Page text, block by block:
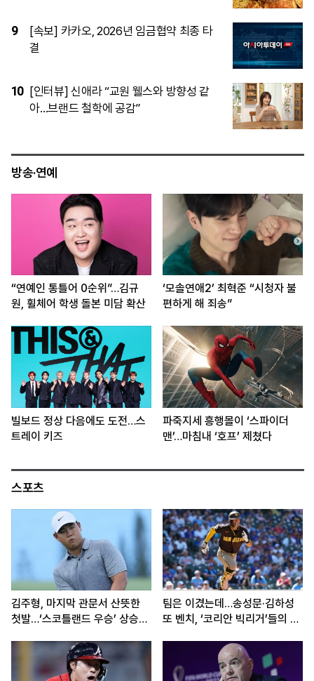
4
미 하원 공화당, 한국 정통망법 집행 브리
핑 요구…쿠팡 이어 디지털 규제 압박
5
런민망, 권기식 한중도시우호협회장 기고
문 게재
방송·연예
“연예인 통틀어 0순위”…김규
원, 휠체어 학생 돌본 미담 확산
‘모솔연애2’ 최혁준 “시청자 불
편하게 해 죄송”
빌보드 정상 다음에도 도전…스
트레이 키즈
파죽지세 흥행몰이 ‘스파이더
맨’…마침내 ‘호프’ 제쳤다
스포츠
김주형, 마지막 관문서 산뜻한
첫발…‘스코틀랜드 우승’ 상승세
팀은 이겼는데…송성문·김하성
또 벤치, ‘코리안 빅리거’들의 고